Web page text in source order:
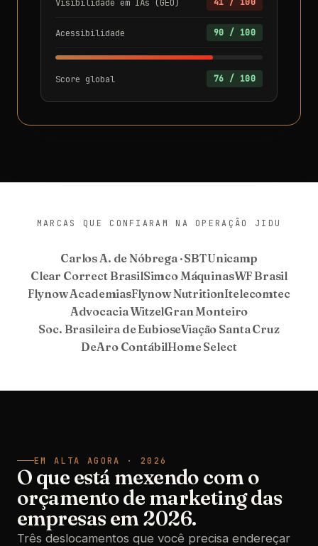
Acessibilidade 90 / 100
Score global 76 / 100
MARCAS QUE CONFIARAM NA OPERAÇÃO JIDU
Carlos A. de Nóbrega · SBTUnicamp
Clear Correct BrasilSimco MáquinasWF Brasil
Flynow AcademiasFlynow NutritionItelecomtec
Advocacia WitzelGran Monteiro
Soc. Brasileira de EubioseViação Santa Cruz
DeAro ContábilHome Select
EM ALTA AGORA · 2026
O que está mexendo com o
orçamento de marketing das
empresas em 2026.
Três deslocamentos que você precisa endereçar